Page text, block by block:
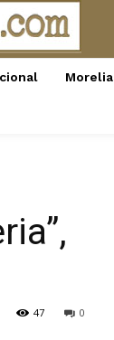
Morelia
0
47